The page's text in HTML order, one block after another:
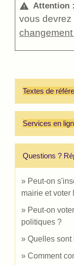
warning Attention :
vous devrez
Textes de
Services en
Questions ?
Peut-on
mairie et voter
Peut-on
politiques ?
Quelles sont
Comment